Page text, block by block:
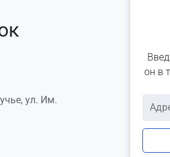
ул. Им.
он в